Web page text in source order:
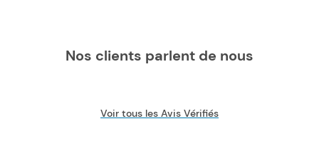
Nos clients parlent de nous
Voir tous les Avis Vérifiés